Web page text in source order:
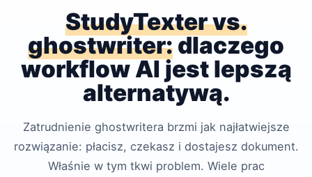
StudyTexter vs.
ghostwriter:dlaczego
workflow AI jest lepszą
alternatywą.
Zatrudnienie ghostwritera brzmi jak najłatwiejsze
rozwiązanie: płacisz, czekasz i dostajesz dokument.
Właśnie w tym tkwi problem. Wiele prac